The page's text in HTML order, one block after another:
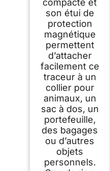
compacte et
son étui de
protection
magnétique
permettent
d’attacher
facilement ce
traceur à un
collier pour
animaux, un
sac à dos, un
portefeuille,
des bagages
ou d’autres
objets
personnels.